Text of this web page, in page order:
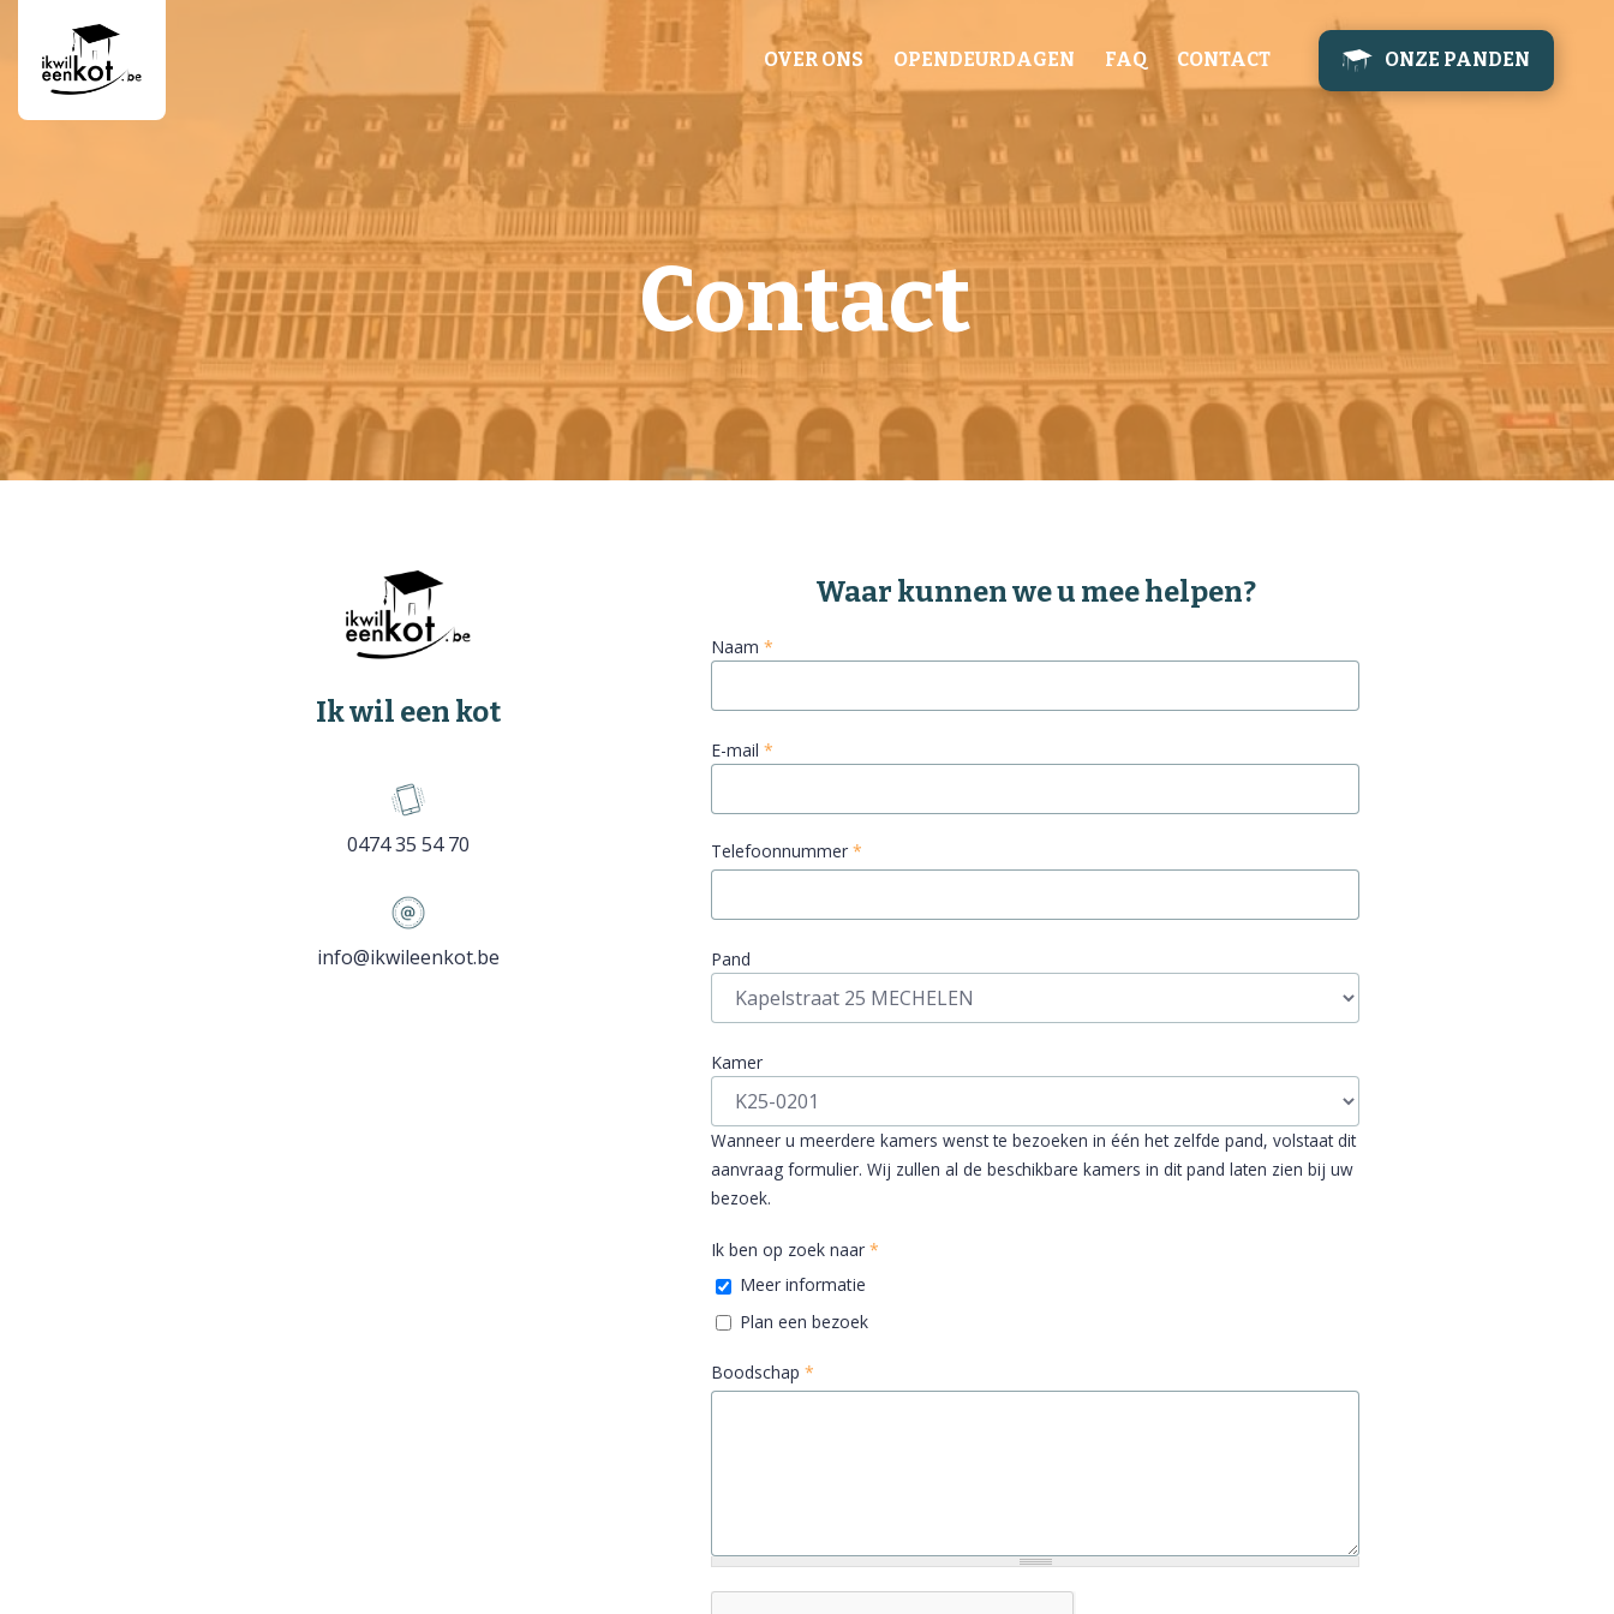
OVER ONS OPENDEURDAGEN FAQ CONTACT ONZE PANDEN
Contact
Ik wil een kot
0474 35 54 70
info@ikwileenkot.be
Naam *
E-mail *
Telefoonnummer *
Pand
Kamer
Wanneer u meerdere kamers wenst te bezoeken in één het zelfde pand, volstaat dit
aanvraag formulier. Wij zullen al de beschikbare kamers in dit pand laten zien bij uw
bezoek.
Ik ben op zoek naar *
Meer informatie
Plan een bezoek
Boodschap *